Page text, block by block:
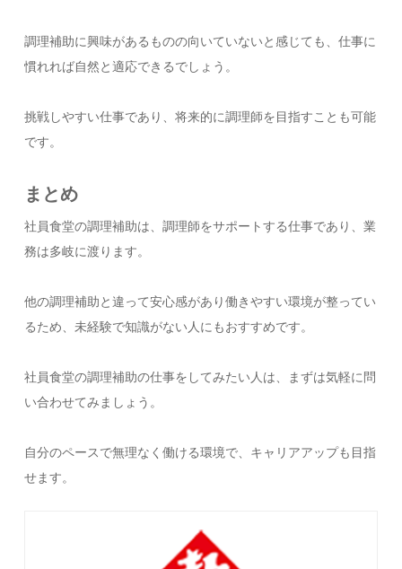
調理補助に興味があるものの向いていないと感じても、仕事に
慣れれば自然と適応できるでしょう。
挑戦しやすい仕事であり、将来的に調理師を目指すことも可能
です。
まとめ
社員食堂の調理補助は、調理師をサポートする仕事であり、業
務は多岐に渡ります。
他の調理補助と違って安心感があり働きやすい環境が整ってい
るため、未経験で知識がない人にもおすすめです。
社員食堂の調理補助の仕事をしてみたい人は、まずは気軽に問
い合わせてみましょう。
自分のペースで無理なく働ける環境で、キャリアアップも目指
せます。